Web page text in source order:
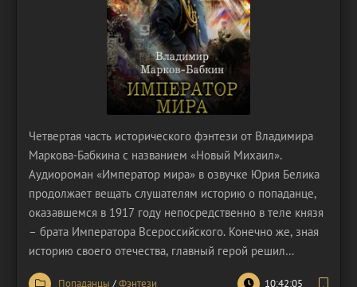
Четвертая часть исторического фэнтези от Владимира
Маркова-Бабкина с названием «Новый Михаил».
Аудиороман «Император мира» в озвучке Юрия Белика
продолжает вещать слушателям историю о попаданце,
оказавшемся в 1917 году непосредственно в теле князя
– брата Императора Всероссийского. Конечно же, зная
историю своего отечества, главный герой решил
вмешаться в её ход. Он пожелал сделать так, чтобы его
Попаданцы /Фэнтези 10:42:05